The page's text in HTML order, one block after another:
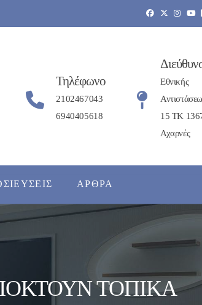
Τηλέφωνο
2102467043
6940405618
Εθνικής
15 ΤΚ
Αχαρνές
ΆΡΘΡΑ
ΤΟΠΙΚΆ